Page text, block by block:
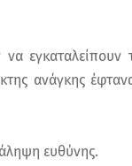
εγκαταλείπουν
ανάγκης
ευθύνης.